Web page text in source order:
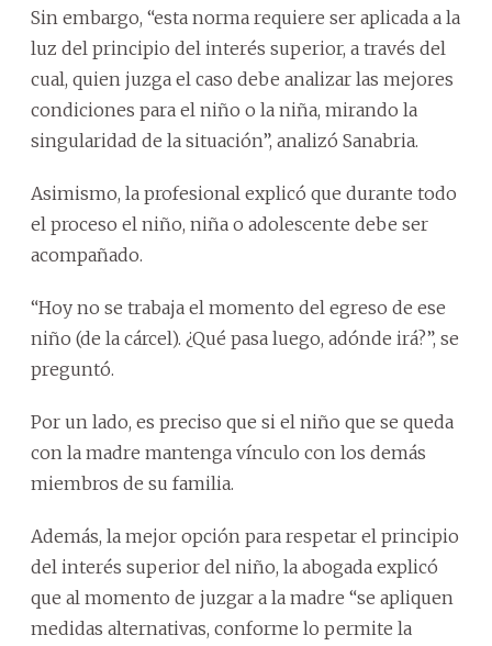
Sin embargo, “esta norma requiere ser aplicada a la
luz del principio del interés superior, a través del
cual, quien juzga el caso debe analizar las mejores
condiciones para el niño o la niña, mirando la
singularidad de la situación”, analizó Sanabria.
Asimismo, la profesional explicó que durante todo
el proceso el niño, niña o adolescente debe ser
acompañado.
“Hoy no se trabaja el momento del egreso de ese
niño (de la cárcel). ¿Qué pasa luego, adónde irá?”, se
preguntó.
Por un lado, es preciso que si el niño que se queda
con la madre mantenga vínculo con los demás
miembros de su familia.
Además, la mejor opción para respetar el principio
del interés superior del niño, la abogada explicó
que al momento de juzgar a la madre “se apliquen
medidas alternativas, conforme lo permite la